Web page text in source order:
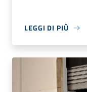
LEGGI DI PIÙ